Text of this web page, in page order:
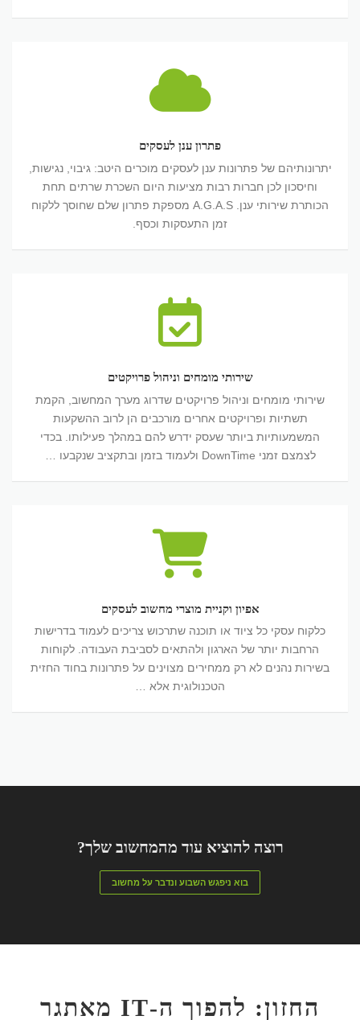
פתרון ענן לעסקים
יתרונותיהם של פתרונות ענן לעסקים מוכרים היטב: גיבוי, נגישות,
וחיסכון לכן חברות רבות מציעות היום השכרת שרתים תחת
הכותרת שירותי ענן. A.G.A.S מספקת פתרון שלם שחוסך ללקוח
זמן התעסקות וכסף.
שירותי מומחים וניהול פרויקטים
שירותי מומחים וניהול פרויקטים שדרוג מערך המחשוב, הקמת
תשתיות ופרויקטים אחרים מורכבים הן לרוב ההשקעות
המשמעותיות ביותר שעסק ידרש להם במהלך פעילותו. בכדי
לצמצם זמני DownTime ולעמוד בזמן ובתקציב שנקבעו …
אפיון וקניית מוצרי מחשוב לעסקים
כלקוח עסקי כל ציוד או תוכנה שתרכוש צריכים לעמוד בדרישות
הרחבות יותר של הארגון ולהתאים לסביבת העבודה. לקוחות
בשירות נהנים לא רק ממחירים מצוינים על פתרונות בחוד החזית
הטכנולוגית אלא …
רוצה להוציא עוד מהמחשוב שלך?
בוא ניפגש השבוע ונדבר על מחשוב
החזון: להפוך ה-IT מאתגר